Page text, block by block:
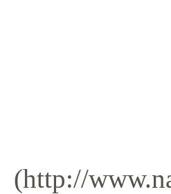
(http://